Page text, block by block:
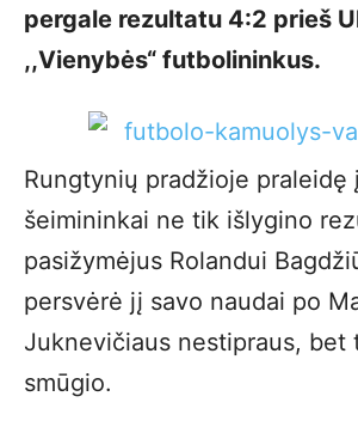
pergale rezultatu 4:2 prieš
,,Vienybės“ futbolininkus.
Rungtynių pradžioje praleidę
šeimininkai ne tik išlygino
pasižymėjus Rolandui
persvėrė jį savo naudai po
Juknevičiaus nestipraus, bet
smūgio.